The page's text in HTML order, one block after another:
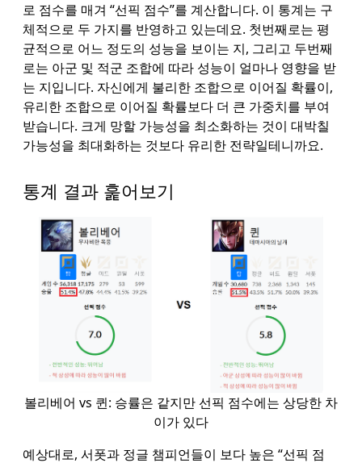
로 점수를 매겨 “선픽 점수”를 계산합니다. 이 통계는 구
체적으로 두 가지를 반영하고 있는데요. 첫번째로는 평
균적으로 어느 정도의 성능을 보이는 지, 그리고 두번째
로는 아군 및 적군 조합에 따라 성능이 얼마나 영향을 받
는 지입니다. 자신에게 불리한 조합으로 이어질 확률이,
유리한 조합으로 이어질 확률보다 더 큰 가중치를 부여
받습니다. 크게 망할 가능성을 최소화하는 것이 대박칠
가능성을 최대화하는 것보다 유리한 전략일테니까요.
통계 결과 훑어보기
볼리베어 vs 퀸: 승률은 같지만 선픽 점수에는 상당한 차
이가 있다
예상대로, 서폿과 정글 챔피언들이 보다 높은 “선픽 점